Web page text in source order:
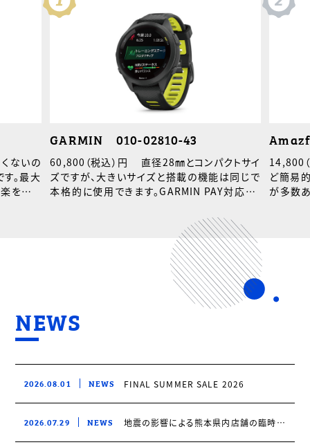
ないの
。最大
を聴き
GARMIN 010-02810-43
60,800（税込）円 直径28㎜とコンパクトサイ
ズですが、大きいサイズと搭載の機能は同じで
本格的に使用できます。GARMIN PAY対応で、
14,800
ど簡易
が多数
NEWS
2026.08.01 NEWS FINAL SUMMER SALE 2026
2026.07.29 NEWS
地震の影響による熊本県内店舗の臨時休